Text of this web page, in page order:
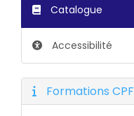
Catalogue
Accessibilité
Formations CPF